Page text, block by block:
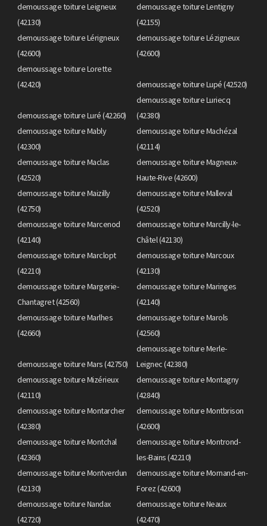
demoussage toiture Leigneux
(42130)
demoussage toiture Lentigny
(42155)
demoussage toiture Lérigneux
(42600)
demoussage toiture Lézigneux
(42600)
demoussage toiture Lorette
(42420)
demoussage toiture Lupé (42520)
demoussage toiture Luré (42260)
demoussage toiture Luriecq
(42380)
demoussage toiture Mably
(42300)
demoussage toiture Machézal
(42114)
demoussage toiture Maclas
(42520)
demoussage toiture Magneux-
Haute-Rive (42600)
demoussage toiture Maizilly
(42750)
demoussage toiture Malleval
(42520)
demoussage toiture Marcenod
(42140)
demoussage toiture Marcilly-le-
Châtel (42130)
demoussage toiture Marclopt
(42210)
demoussage toiture Marcoux
(42130)
demoussage toiture Margerie-
Chantagret (42560)
demoussage toiture Maringes
(42140)
demoussage toiture Marlhes
(42660)
demoussage toiture Marols
(42560)
demoussage toiture Mars (42750)
demoussage toiture Merle-
Leignec (42380)
demoussage toiture Mizérieux
(42110)
demoussage toiture Montagny
(42840)
demoussage toiture Montarcher
(42380)
demoussage toiture Montbrison
(42600)
demoussage toiture Montchal
(42360)
demoussage toiture Montrond-
les-Bains (42210)
demoussage toiture Montverdun
(42130)
demoussage toiture Mornand-en-
Forez (42600)
demoussage toiture Nandax
(42720)
demoussage toiture Neaux
(42470)